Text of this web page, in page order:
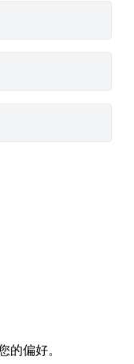
的偏好。